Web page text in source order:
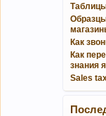
Как
Как
знания
Sales